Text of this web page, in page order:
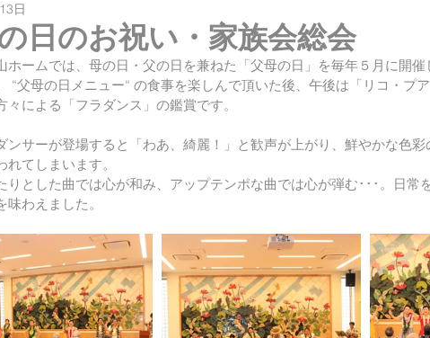
日のお祝い・家族会総会
日
ームでは、母の日・父の日を兼ねた「父母の日」を毎年５月に開催
“父母の日メニュー“ の食事を楽しんで頂いた後、午後は「リコ・プ
々による「フラダンス」の鑑賞です。
サーが登場すると「わあ、綺麗！」と歓声が上がり、鮮やかな色彩
れてしまいます。
とした曲では心が和み、アップテンポな曲では心が弾む･･･。日常
味わえました。